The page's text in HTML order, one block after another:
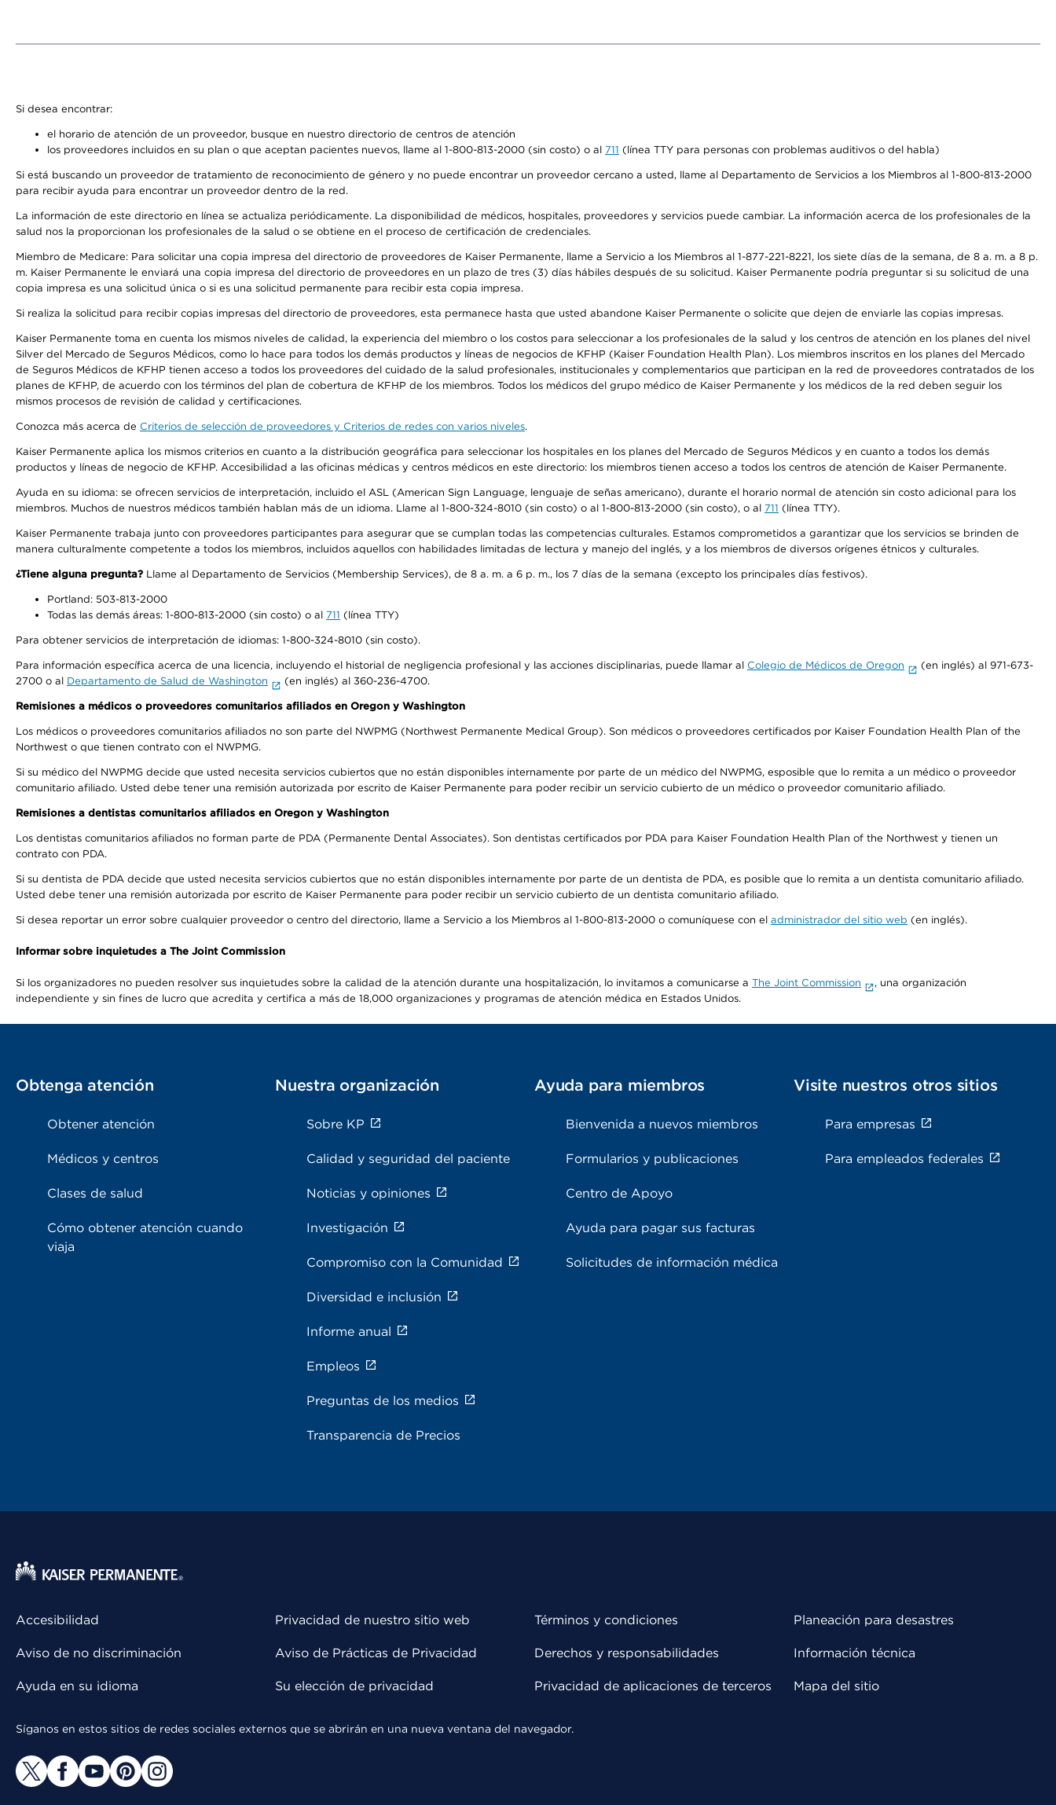
Si desea encontrar:
el horario de atención de un proveedor, busque en nuestro directorio de centros de atención
los proveedores incluidos en su plan o que aceptan pacientes nuevos, llame al 1-800-813-2000 (sin costo) o al 711 (línea TTY para personas con problemas auditivos o del habla)
Si está buscando un proveedor de tratamiento de reconocimiento de género y no puede encontrar un proveedor cercano a usted, llame al Departamento de Servicios a los Miembros al 1-800-813-2000
para recibir ayuda para encontrar un proveedor dentro de la red.
La información de este directorio en línea se actualiza periódicamente. La disponibilidad de médicos, hospitales, proveedores y servicios puede cambiar. La información acerca de los profesionales de la
salud nos la proporcionan los profesionales de la salud o se obtiene en el proceso de certificación de credenciales.
Miembro de Medicare: Para solicitar una copia impresa del directorio de proveedores de Kaiser Permanente, llame a Servicio a los Miembros al 1-877-221-8221, los siete días de la semana, de 8 a. m. a 8 p.
m. Kaiser Permanente le enviará una copia impresa del directorio de proveedores en un plazo de tres (3) días hábiles después de su solicitud. Kaiser Permanente podría preguntar si su solicitud de una
copia impresa es una solicitud única o si es una solicitud permanente para recibir esta copia impresa.
Si realiza la solicitud para recibir copias impresas del directorio de proveedores, esta permanece hasta que usted abandone Kaiser Permanente o solicite que dejen de enviarle las copias impresas.
Kaiser Permanente toma en cuenta los mismos niveles de calidad, la experiencia del miembro o los costos para seleccionar a los profesionales de la salud y los centros de atención en los planes del nivel
Silver del Mercado de Seguros Médicos, como lo hace para todos los demás productos y líneas de negocios de KFHP (Kaiser Foundation Health Plan). Los miembros inscritos en los planes del Mercado
de Seguros Médicos de KFHP tienen acceso a todos los proveedores del cuidado de la salud profesionales, institucionales y complementarios que participan en la red de proveedores contratados de los
planes de KFHP, de acuerdo con los términos del plan de cobertura de KFHP de los miembros. Todos los médicos del grupo médico de Kaiser Permanente y los médicos de la red deben seguir los
mismos procesos de revisión de calidad y certificaciones.
Conozca más acerca de Criterios de selección de proveedores y Criterios de redes con varios niveles.
Kaiser Permanente aplica los mismos criterios en cuanto a la distribución geográfica para seleccionar los hospitales en los planes del Mercado de Seguros Médicos y en cuanto a todos los demás
productos y líneas de negocio de KFHP. Accesibilidad a las oficinas médicas y centros médicos en este directorio: los miembros tienen acceso a todos los centros de atención de Kaiser Permanente.
Ayuda en su idioma: se ofrecen servicios de interpretación, incluido el ASL (American Sign Language, lenguaje de señas americano), durante el horario normal de atención sin costo adicional para los
miembros. Muchos de nuestros médicos también hablan más de un idioma. Llame al 1-800-324-8010 (sin costo) o al 1-800-813-2000 (sin costo), o al 711 (línea TTY).
Kaiser Permanente trabaja junto con proveedores participantes para asegurar que se cumplan todas las competencias culturales. Estamos comprometidos a garantizar que los servicios se brinden de
manera culturalmente competente a todos los miembros, incluidos aquellos con habilidades limitadas de lectura y manejo del inglés, y a los miembros de diversos orígenes étnicos y culturales.
¿Tiene alguna pregunta? Llame al Departamento de Servicios (Membership Services), de 8 a. m. a 6 p. m., los 7 días de la semana (excepto los principales días festivos).
Portland: 503-813-2000
Todas las demás áreas: 1-800-813-2000 (sin costo) o al 711 (línea TTY)
Para obtener servicios de interpretación de idiomas: 1-800-324-8010 (sin costo).
Para información específica acerca de una licencia, incluyendo el historial de negligencia profesional y las acciones disciplinarias, puede llamar al Colegio de Médicos de Oregon
(en inglés) al 971-673-
2700 o al Departamento de Salud de Washington (en inglés) al 360-236-4700.
Remisiones a médicos o proveedores comunitarios afiliados en Oregon y Washington
Los médicos o proveedores comunitarios afiliados no son parte del NWPMG (Northwest Permanente Medical Group). Son médicos o proveedores certificados por Kaiser Foundation Health Plan of the
Northwest o que tienen contrato con el NWPMG.
Si su médico del NWPMG decide que usted necesita servicios cubiertos que no están disponibles internamente por parte de un médico del NWPMG, esposible que lo remita a un médico o proveedor
comunitario afiliado. Usted debe tener una remisión autorizada por escrito de Kaiser Permanente para poder recibir un servicio cubierto de un médico o proveedor comunitario afiliado.
Remisiones a dentistas comunitarios afiliados en Oregon y Washington
Los dentistas comunitarios afiliados no forman parte de PDA (Permanente Dental Associates). Son dentistas certificados por PDA para Kaiser Foundation Health Plan of the Northwest y tienen un
contrato con PDA.
Si su dentista de PDA decide que usted necesita servicios cubiertos que no están disponibles internamente por parte de un dentista de PDA, es posible que lo remita a un dentista comunitario afiliado.
Usted debe tener una remisión autorizada por escrito de Kaiser Permanente para poder recibir un servicio cubierto de un dentista comunitario afiliado.
Si desea reportar un error sobre cualquier proveedor o centro del directorio, llame a Servicio a los Miembros al 1-800-813-2000 o comuníquese con el administrador del sitio web (en inglés).
Informar sobre inquietudes a The Joint Commission
Si los organizadores no pueden resolver sus inquietudes sobre la calidad de la atención durante una hospitalización, lo invitamos a comunicarse a The Joint Commission
, una organización
independiente y sin fines de lucro que acredita y certifica a más de 18,000 organizaciones y programas de atención médica en Estados Unidos.
Obtenga atención
Obtener atención
Médicos y centros
Clases de salud
Cómo obtener atención cuando
viaja
Nuestra organización
Sobre KP
Calidad y seguridad del paciente
Noticias y opiniones
Investigación
Compromiso con la Comunidad
Diversidad e inclusión
Informe anual
Empleos
Preguntas de los medios
Transparencia de Precios
Ayuda para miembros
Bienvenida a nuevos miembros
Formularios y publicaciones
Centro de Apoyo
Ayuda para pagar sus facturas
Solicitudes de información médica
Visite nuestros otros sitios
Para empresas
Para empleados federales
Accesibilidad
Aviso de no discriminación
Ayuda en su idioma
Privacidad de nuestro sitio web
Aviso de Prácticas de Privacidad
Su elección de privacidad
Términos y condiciones
Derechos y responsabilidades
Privacidad de aplicaciones de terceros
Planeación para desastres
Información técnica
Mapa del sitio
Síganos en estos sitios de redes sociales externos que se abrirán en una nueva ventana del navegador.